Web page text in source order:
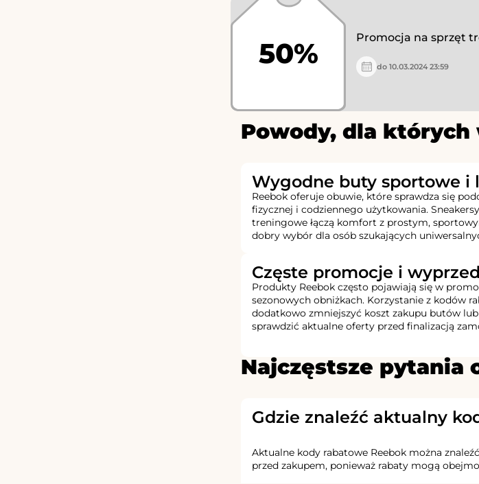
50% Promocja na sprzęt
do 10.03.2024 23:59
Powody, dla których
Wygodne buty sportowe i
Reebok oferuje obuwie, które sprawdza się
fizycznej i codziennego użytkowania.
treningowe łączą komfort z prostym,
dobry wybór dla osób szukających
Częste promocje i
Produkty Reebok często pojawiają się w
sezonowych obniżkach. Korzystanie z kodów
dodatkowo zmniejszyć koszt zakupu butów
sprawdzić aktualne oferty przed finalizacją
Najczęstsze pytania
Gdzie znaleźć aktualny
Aktualne kody rabatowe Reebok można
przed zakupem, ponieważ rabaty mogą